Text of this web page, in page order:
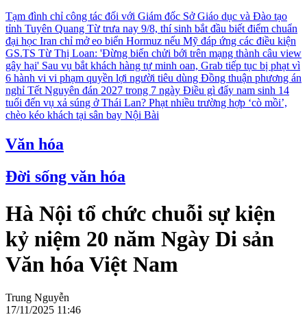
Tạm đình chỉ công tác đối với Giám đốc Sở Giáo dục và Đào tạo
tỉnh Tuyên Quang Từ trưa nay 9/8, thí sinh bắt đầu biết điểm chuẩn
đại học Iran chỉ mở eo biển Hormuz nếu Mỹ đáp ứng các điều kiện
GS.TS Từ Thị Loan: 'Đừng biến chửi bới trên mạng thành câu view
gây hại' Sau vụ bắt khách hàng tự minh oan, Grab tiếp tục bị phạt vì
6 hành vi vi phạm quyền lợi người tiêu dùng Đồng thuận phương án
nghỉ Tết Nguyên đán 2027 trong 7 ngày Điều gì đẩy nam sinh 14
tuổi đến vụ xả súng ở Thái Lan? Phạt nhiều trường hợp ‘cò mồi’,
chèo kéo khách tại sân bay Nội Bài
Văn hóa
Đời sống văn hóa
Hà Nội tổ chức chuỗi sự kiện
kỷ niệm 20 năm Ngày Di sản
Văn hóa Việt Nam
Trung Nguyễn
17/11/2025 11:46